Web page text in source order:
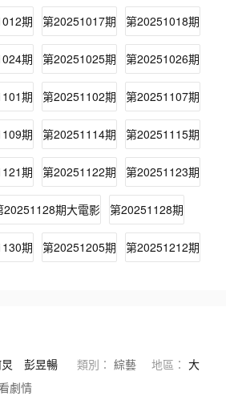
期 第20251017期 第20251018期
期 第20251025期 第20251026期
期 第20251102期 第20251107期
期 第20251114期 第20251115期
期 第20251122期 第20251123期
20251128期大電影 第20251128期
期 第20251205期 第20251212期
彭昱暢 類別： 綜藝 地區： 大
劇情